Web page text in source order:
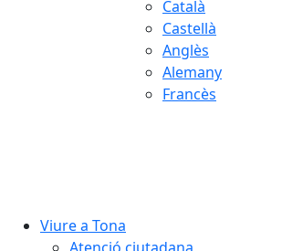
Català
Castellà
Anglès
Alemany
Francès
Viure a Tona